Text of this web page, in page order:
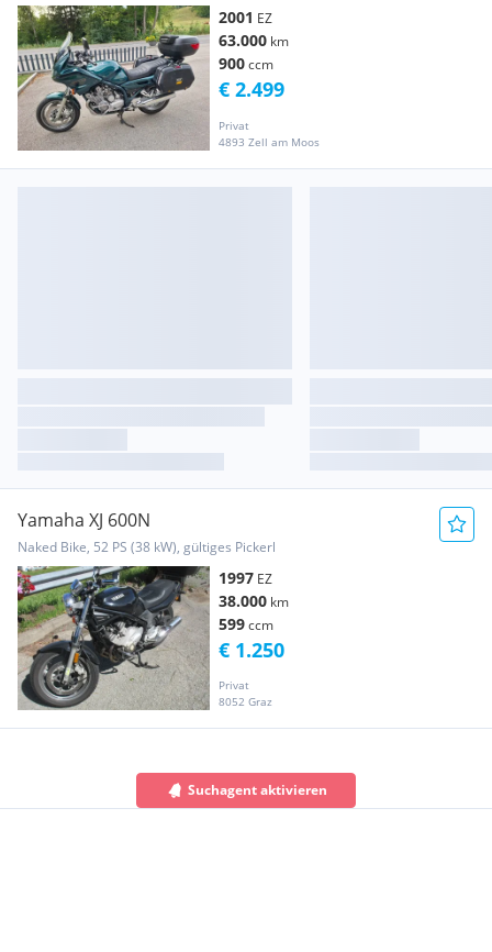
2001 EZ
63.000 km
900ccm
Privat
4893 Zell am Moos
€ 2.499
Yamaha XJ 600N
Naked Bike, 52 PS (38 kW), gültiges Pickerl
1997 EZ
38.000 km
599ccm
Privat
8052 Graz
€ 1.250
Suchagent aktivieren